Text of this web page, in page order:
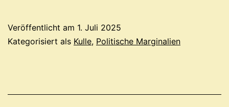
der
Veröffentlicht am 1. Juli 2025
Kategorisiert als Kulle, Politische Marginalien